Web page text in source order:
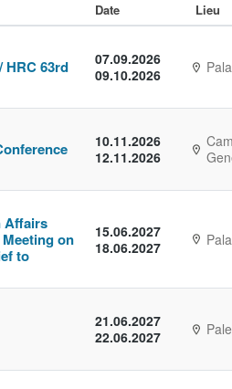
Date Lieu
HRC 63rd
07.09.2026
09.10.2026
10.11.2026
12.11.2026
Affairs
on
to
15.06.2027
18.06.2027
21.06.2027
22.06.2027